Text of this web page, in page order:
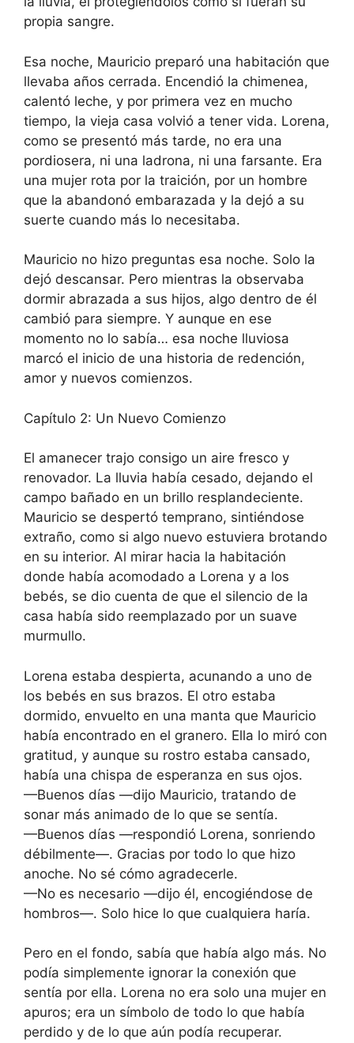
propia sangre.
Esa noche, Mauricio preparó una habitación que
llevaba años cerrada. Encendió la chimenea,
calentó leche, y por primera vez en mucho
tiempo, la vieja casa volvió a tener vida. Lorena,
como se presentó más tarde, no era una
pordiosera, ni una ladrona, ni una farsante. Era
una mujer rota por la traición, por un hombre
que la abandonó embarazada y la dejó a su
suerte cuando más lo necesitaba.
Mauricio no hizo preguntas esa noche. Solo la
dejó descansar. Pero mientras la observaba
dormir abrazada a sus hijos, algo dentro de él
cambió para siempre. Y aunque en ese
momento no lo sabía… esa noche lluviosa
marcó el inicio de una historia de redención,
amor y nuevos comienzos.
Capítulo 2: Un Nuevo Comienzo
El amanecer trajo consigo un aire fresco y
renovador. La lluvia había cesado, dejando el
campo bañado en un brillo resplandeciente.
Mauricio se despertó temprano, sintiéndose
extraño, como si algo nuevo estuviera brotando
en su interior. Al mirar hacia la habitación
donde había acomodado a Lorena y a los
bebés, se dio cuenta de que el silencio de la
casa había sido reemplazado por un suave
murmullo.
Lorena estaba despierta, acunando a uno de
los bebés en sus brazos. El otro estaba
dormido, envuelto en una manta que Mauricio
había encontrado en el granero. Ella lo miró con
gratitud, y aunque su rostro estaba cansado,
había una chispa de esperanza en sus ojos.
—Buenos días —dijo Mauricio, tratando de
sonar más animado de lo que se sentía.
—Buenos días —respondió Lorena, sonriendo
débilmente—. Gracias por todo lo que hizo
anoche. No sé cómo agradecerle.
—No es necesario —dijo él, encogiéndose de
hombros—. Solo hice lo que cualquiera haría.
Pero en el fondo, sabía que había algo más. No
podía simplemente ignorar la conexión que
sentía por ella. Lorena no era solo una mujer en
apuros; era un símbolo de todo lo que había
perdido y de lo que aún podía recuperar.